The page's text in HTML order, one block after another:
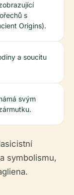
s
Origins).
a soucitu
svým
symbolismu,